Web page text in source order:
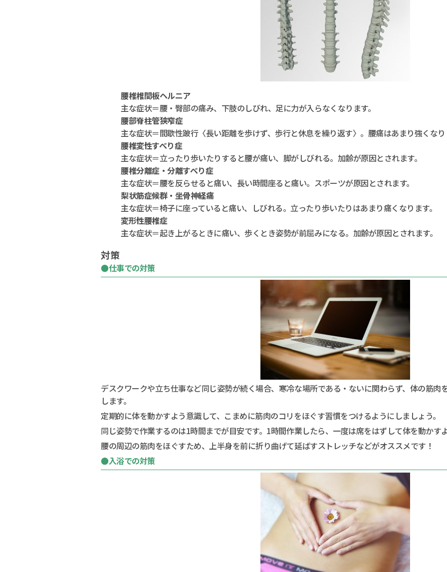
腰椎椎間板ヘルニア
主な症状＝腰・臀部の痛み、下肢のしびれ、足に力が入らなくなります。
腰部脊柱管狭窄症
主な症状＝間歇性跛行〈長い距離を歩けず、歩行と休息を繰り返す〉。腰痛はあまり強くな
腰椎変性すべり症
主な症状＝立ったり歩いたりすると腰が痛い、脚がしびれる。加齢が原因とされます。
腰椎分離症・分離すべり症
主な症状＝腰を反らせると痛い、長い時間座ると痛い。スポーツが原因とされます。
梨状筋症候群・坐骨神経痛
主な症状＝椅子に座っていると痛い、しびれる。立ったり歩いたりはあまり痛くなります。
変形性腰椎症
主な症状＝起き上がるときに痛い、歩くとき姿勢が前屈みになる。加齢が原因とされます。
対策
●仕事での対策
デスクワークや立ち仕事など同じ姿勢が続く場合、寒冷な場所である・ないに関わらず、体の筋肉
します。
定期的に体を動かすよう意識して、こまめに筋肉のコリをほぐす習慣をつけるようにしましょう。
同じ姿勢で作業するのは1時間までが目安です。1時間作業したら、一度は席をはずして体を動かす
腰の周辺の筋肉をほぐすため、上半身を前に折り曲げて延ばすストレッチなどがオススメです！
●入浴での対策